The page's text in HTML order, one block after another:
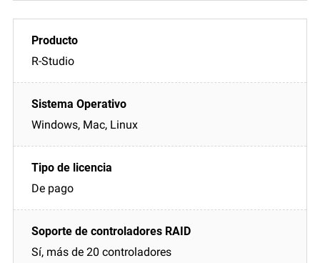
R-Studio
Windows, Mac, Linux
De pago
Sí, más de 20 controladores